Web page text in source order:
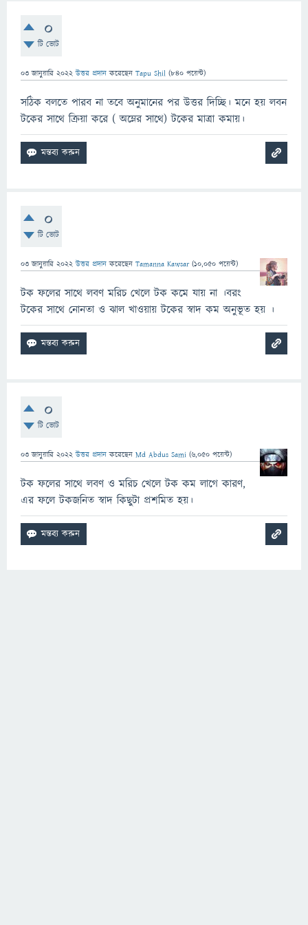
0
টি ভোট
03 জানুয়ারি 2022 উত্তর প্রদান করেছেন Tapu Shil (840 পয়েন্ট)
সঠিক বলতে পারব না তবে অনুমানের পর উত্তর দিচ্ছি। মনে হয় লবন
টকের সাথে ক্রিয়া করে ( অম্লের সাথে) টকের মাত্রা কমায়।
0
টি ভোট
03 জানুয়ারি 2022 উত্তর প্রদান করেছেন Tamanna Kawsar (10,050 পয়েন্ট)
টক ফলের সাথে লবণ মরিচ খেলে টক কমে যায় না ।বরং
টকের সাথে নোনতা ও ঝাল খাওয়ায় টকের স্বাদ কম অনুভূত হয় ।
0
টি ভোট
03 জানুয়ারি 2022 উত্তর প্রদান করেছেন Md Abdus Sami (6,050 পয়েন্ট)
টক ফলের সাথে লবণ ও মরিচ খেলে টক কম লাগে কারণ,
এর ফলে টকজনিত স্বাদ কিছুটা প্রশমিত হয়।